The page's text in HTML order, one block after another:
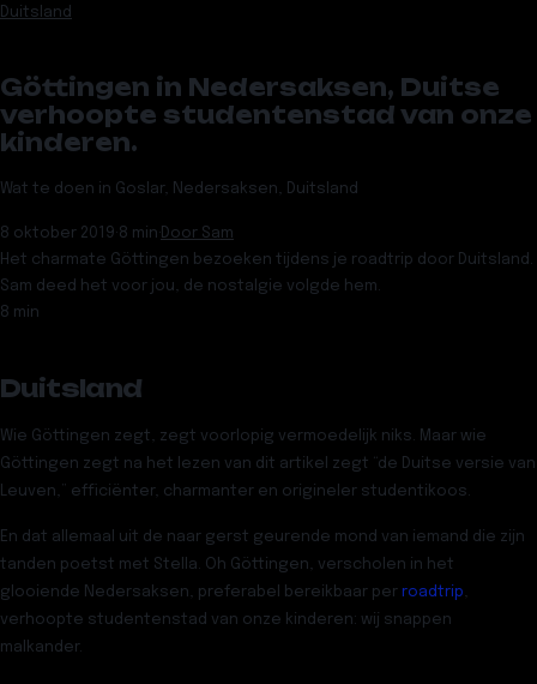
Duitsland
Göttingen in Nedersaksen, Duitse
verhoopte studentenstad van onze
kinderen.
Wat te doen in Goslar, Nedersaksen, Duitsland
8 oktober 2019·8 min·Door Sam
Het charmate Göttingen bezoeken tijdens je roadtrip door Duitsland.
Sam deed het voor jou, de nostalgie volgde hem.
8 min
Duitsland
Wie Göttingen zegt, zegt voorlopig vermoedelijk niks. Maar wie
Göttingen zegt na het lezen van dit artikel zegt “de Duitse versie van
Leuven,” efficiënter, charmanter en origineler studentikoos.
En dat allemaal uit de naar gerst geurende mond van iemand die zijn
tanden poetst met Stella. Oh Göttingen, verscholen in het
glooiende Nedersaksen, preferabel bereikbaar per roadtrip,
verhoopte studentenstad van onze kinderen: wij snappen
malkander.